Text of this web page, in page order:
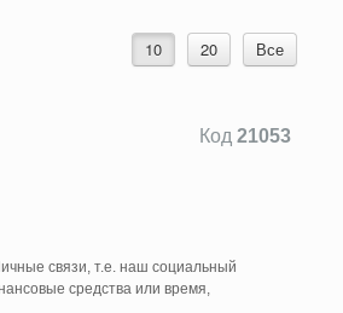
10 20 Все
Код 21053
связи, т.е. наш социальный
средства или время,